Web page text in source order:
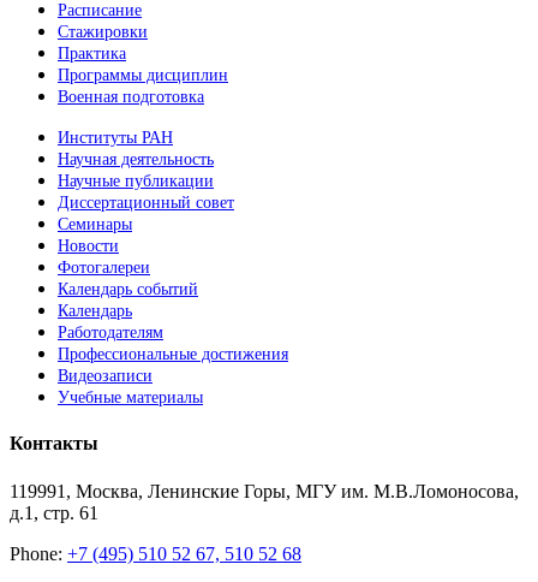
Расписание
Стажировки
Практика
Программы дисциплин
Военная подготовка
Институты РАН
Научная деятельность
Научные публикации
Диссертационный совет
Семинары
Новости
Фотогалереи
Календарь событий
Календарь
Работодателям
Профессиональные достижения
Видеозаписи
Учебные материалы
Контакты
119991, Москва, Ленинские Горы, МГУ им. М.В.Ломоносова,
д.1, стр. 61
Phone: +7 (495) 510 52 67, 510 52 68